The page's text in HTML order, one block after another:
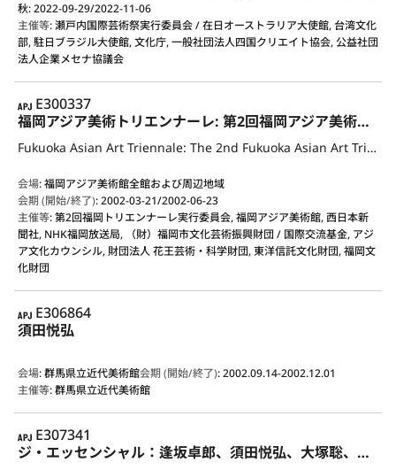
秋: 2022-09-29/2022-11-06
主催等:瀬戸内国際芸術祭実行委員会 / 在日オーストラリア大使館, 台湾文化
部, 駐日ブラジル大使館, 文化庁, 一般社団法人四国クリエイト協会, 公益社団
法人企業メセナ協議会
APJ
E300337
福岡アジア美術トリエンナーレ: 第2回福岡アジア美術トリエンナーレ2002: 語る手 結ぶ手
Fukuoka Asian Art Triennale: The 2nd Fukuoka Asian Art Triennale 2002: Imagined Workshop
会場:福岡アジア美術館全館および周辺地域
会期 (開始/終了):2002-03-21/2002-06-23
主催等:第2回福岡トリエンナーレ実行委員会, 福岡アジア美術館, 西日本新
聞社, NHK福岡放送局, （財）福岡市文化芸術振興財団 / 国際交流基金, アジ
ア文化カウンシル, 財団法人 花王芸術・科学財団, 東洋信託文化財団, 福岡文
化財団
APJ
E306864
須田悦弘
会場:群馬県立近代美術館会期 (開始/終了):2002.09.14-2002.12.01
主催等:群馬県立近代美術館
APJ
E307341
ジ・エッセンシャル：逢坂卓郎、須田悦弘、大塚聡、渡辺好明